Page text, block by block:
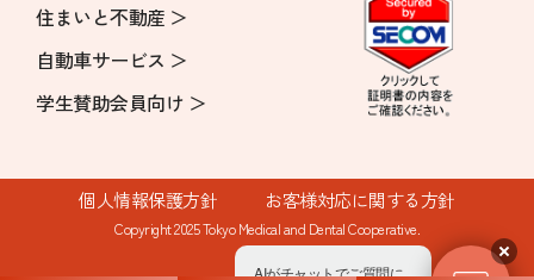
住まいと不動産 ＞
自動車サービス ＞
学生賛助会員向け ＞
個人情報保護方針 お客様対応に関する方針
Copyright 2025 Tokyo Medical and Dental Cooperative.
AIがチャットでご質問に